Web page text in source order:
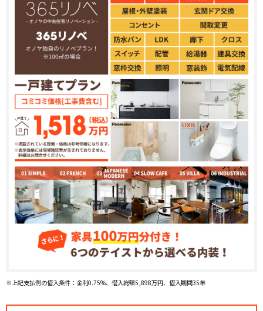
※上記支払例の借入条件：金利0.75%、借入総額5,898万円、借入期間35年